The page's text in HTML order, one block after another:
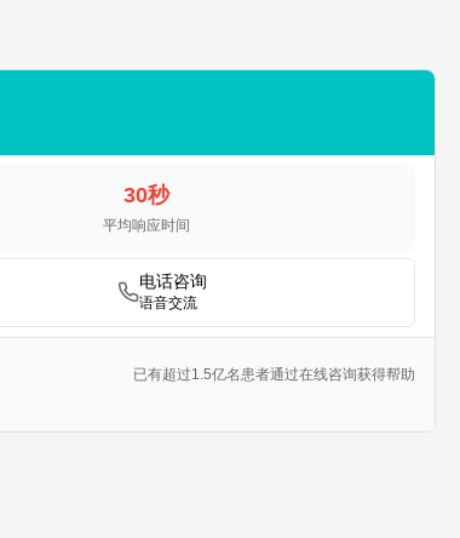
30秒
平均响应时间
电话咨询
语音交流
已有超过1.5亿名患者通过在线咨询获得帮助